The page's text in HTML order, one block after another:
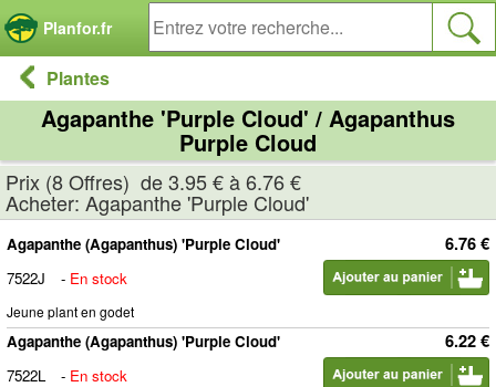
Planfor.fr
Plantes
Agapanthe 'Purple Cloud' / Agapanthus
Purple Cloud
Prix (8 Offres) de 3.95 € à 6.76 €
Acheter: Agapanthe 'Purple Cloud'
6.76 €
Agapanthe (Agapanthus) 'Purple Cloud'
7522J
- En stock
Jeune plant en godet
6.22 €
Agapanthe (Agapanthus) 'Purple Cloud'
7522L
- En stock
Panneau de gestion des cookies